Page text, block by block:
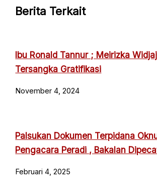
Berita Terkait
Ibu Ronald Tannur ; Meirizka
Tersangka Gratifikasi
November 4, 2024
Palsukan Dokumen Terpidana
Pengacara Peradi , Bakalan
Februari 4, 2025